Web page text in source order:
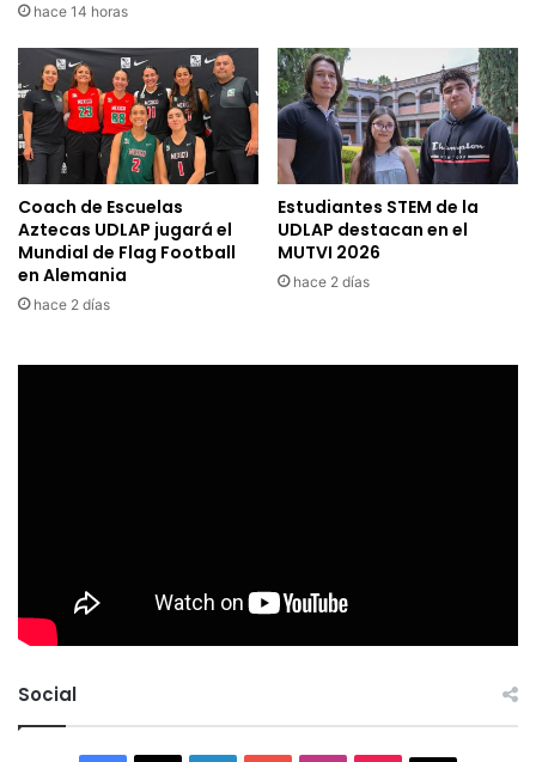
hace 14 horas
Coach de Escuelas
Aztecas UDLAP jugará el
Mundial de Flag Football
en Alemania
hace 2 días
Estudiantes STEM de la
UDLAP destacan en el
MUTVI 2026
hace 2 días
Social